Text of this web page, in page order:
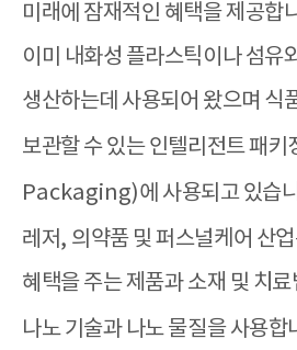
미래에 잠재적인 혜택을 제공합
이미 내화성 플라스틱이나 섬유
생산하는데 사용되어 왔으며 식
보관할 수 있는 인텔리전트 패키
Packaging)에 사용되고 있습
레저, 의약품 및 퍼스널케어 산
혜택을 주는 제품과 소재 및 치
나노 기술과 나노 물질을 사용합